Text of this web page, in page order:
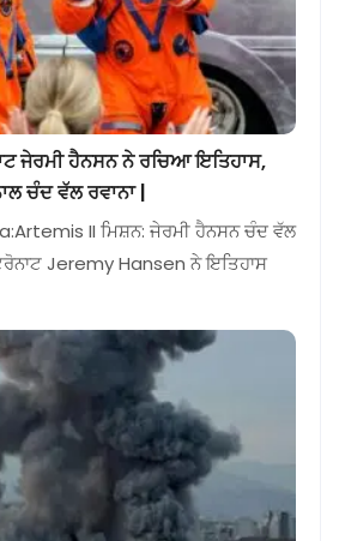
ਜੇਰਮੀ ਹੈਨਸਨ ਨੇ ਰਚਿਆ ਇਤਿਹਾਸ,
ਚੰਦ ਵੱਲ ਰਵਾਨਾ |
II ਮਿਸ਼ਨ: ਜੇਰਮੀ ਹੈਨਸਨ ਚੰਦ ਵੱਲ
Jeremy Hansen ਨੇ ਇਤਿਹਾਸ